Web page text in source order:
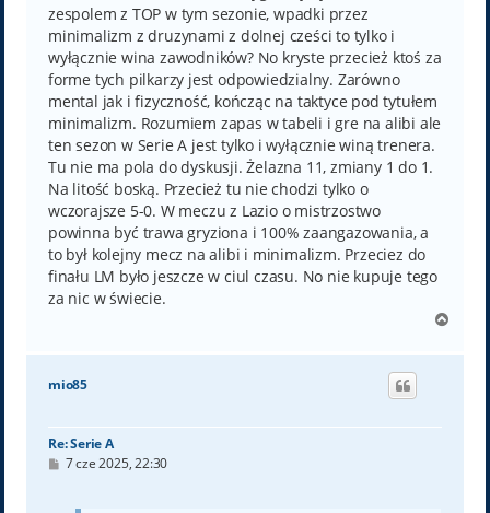
zespolem z TOP w tym sezonie, wpadki przez
minimalizm z druzynami z dolnej cześci to tylko i
wyłącznie wina zawodników? No kryste przecież ktoś za
forme tych pilkarzy jest odpowiedzialny. Zarówno
mental jak i fizyczność, kończąc na taktyce pod tytułem
minimalizm. Rozumiem zapas w tabeli i gre na alibi ale
ten sezon w Serie A jest tylko i wyłącznie winą trenera.
Tu nie ma pola do dyskusji. Żelazna 11, zmiany 1 do 1.
Na litość boską. Przecież tu nie chodzi tylko o
wczorajsze 5-0. W meczu z Lazio o mistrzostwo
powinna być trawa gryziona i 100% zaangazowania, a
to był kolejny mecz na alibi i minimalizm. Przeciez do
finału LM było jeszcze w ciul czasu. No nie kupuje tego
za nic w świecie.
g
mio85
Re: Serie A
P7 cze 2025, 22:30